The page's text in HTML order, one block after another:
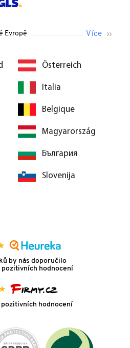
Evropě
Österreich
Italia
Belgique
Magyarország
България
Slovenija
by nás doporučilo
hodnocení
hodnocení